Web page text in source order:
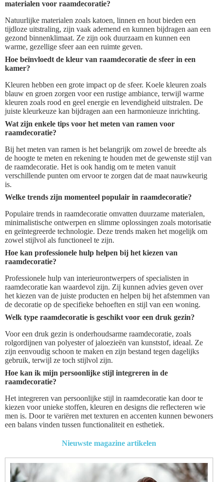
materialen voor raamdecoratie?
Natuurlijke materialen zoals katoen, linnen en hout bieden een
tijdloze uitstraling, zijn vaak ademend en kunnen bijdragen aan een
gezond binnenklimaat. Ze zijn ook duurzaam en kunnen een
warme, gezellige sfeer aan een ruimte geven.
Hoe beïnvloedt de kleur van raamdecoratie de sfeer in een
kamer?
Kleuren hebben een grote impact op de sfeer. Koele kleuren zoals
blauw en groen zorgen voor een rustige ambiance, terwijl warme
kleuren zoals rood en geel energie en levendigheid uitstralen. De
juiste kleurkeuze kan bijdragen aan een harmonieuze inrichting.
Wat zijn enkele tips voor het meten van ramen voor
raamdecoratie?
Bij het meten van ramen is het belangrijk om zowel de breedte als
de hoogte te meten en rekening te houden met de gewenste stijl van
de raamdecoratie. Het is ook handig om te meten vanuit
verschillende punten om ervoor te zorgen dat de maat nauwkeurig
is.
Welke trends zijn momenteel populair in raamdecoratie?
Populaire trends in raamdecoratie omvatten duurzame materialen,
minimalistische ontwerpen en slimme oplossingen zoals motorisatie
en geïntegreerde technologie. Deze trends maken het mogelijk om
zowel stijlvol als functioneel te zijn.
Hoe kan professionele hulp helpen bij het kiezen van
raamdecoratie?
Professionele hulp van interieurontwerpers of specialisten in
raamdecoratie kan waardevol zijn. Zij kunnen advies geven over
het kiezen van de juiste producten en helpen bij het afstemmen van
de decoratie op de specifieke behoeften en stijl van een woning.
Welk type raamdecoratie is geschikt voor een druk gezin?
Voor een druk gezin is onderhoudsarme raamdecoratie, zoals
rolgordijnen van polyester of jaloezieën van kunststof, ideaal. Ze
zijn eenvoudig schoon te maken en zijn bestand tegen dagelijks
gebruik, terwijl ze toch stijlvol zijn.
Hoe kan ik mijn persoonlijke stijl integreren in de
raamdecoratie?
Het integreren van persoonlijke stijl in raamdecoratie kan door te
kiezen voor unieke stoffen, kleuren en designs die reflecteren wie
men is. Door te variëren met texturen en accenten kunnen bewoners
een balans vinden tussen functionaliteit en esthetiek.
Nieuwste magazine artikelen